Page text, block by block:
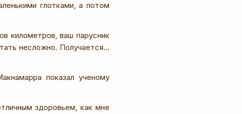
глотками, а потом
километров, ваш парусник
несложно. Получается...
показал ученому
здоровьем, как мне